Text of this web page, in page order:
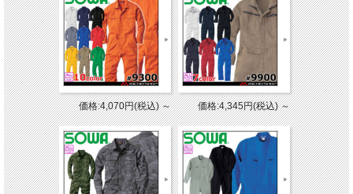
価格:4,070円(税込)～ 価格:4,345円(税込)～